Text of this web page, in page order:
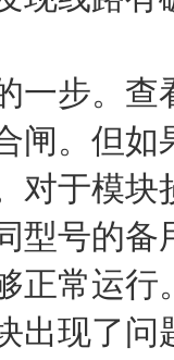
一步。
闸。但
对于模
型号的
正常运
出现了问